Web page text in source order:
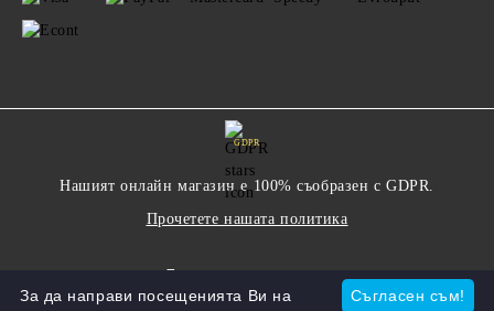
GDPR
Нашият онлайн магазин е 100% съобразен с GDPR.
Прочетете нашата политика
Съгласен съм!
За да направи посещенията Ви на